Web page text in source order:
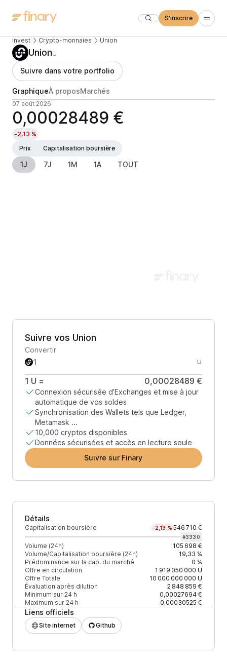
S'inscrire
Invest Crypto-monnaies Union
UnionU
Suivre dans votre portfolio
GraphiqueÀ proposMarchés
07 août 2026
0,00028489 €
-2,13 %
Prix
Capitalisation boursière
1J 7J 1M 1A TOUT
Suivre vos Union
Convertir
U
1 U = 0,00028489 €
Connexion sécurisée d’Exchanges et mise à jour
automatique de vos soldes
Synchronisation des Wallets tels que Ledger,
Metamask ...
10,000 cryptos disponibles
Données sécurisées et accès en lecture seule
Suivre sur Finary
Détails
Capitalisation boursière -2,13 % 546 710 €
#3330
Volume (24h)
105 698 €
Volume/Capitalisation boursière (24h)
19,33 %
Prédominance sur la cap. du marché
0 %
Offre en circulation
1 919 050 000 U
Offre Totale
10 000 000 000 U
Évaluation après dilution
2 848 859 €
Minimum sur 24 h
0,00027694 €
Maximum sur 24 h
0,00030525 €
Liens officiels
Site internet Github